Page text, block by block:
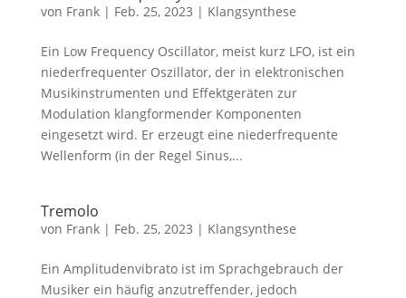
von Frank| Feb. 25, 2023 | Klangsynthese
Ein Low Frequency Oscillator, meist kurz LFO, ist ein
niederfrequenter Oszillator, der in elektronischen
Musikinstrumenten und Effektgeräten zur
Modulation klangformender Komponenten
eingesetzt wird. Er erzeugt eine niederfrequente
Wellenform (in der Regel Sinus,...
Tremolo
von Frank| Feb. 25, 2023 | Klangsynthese
Ein Amplitudenvibrato ist im Sprachgebrauch der
Musiker ein häufig anzutreffender, jedoch